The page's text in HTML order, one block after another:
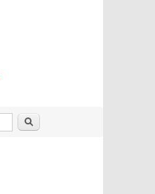
Buscar